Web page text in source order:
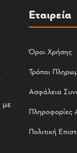
με
Εταιρεία
Όροι Χρήσης
Τρόποι
Ασφάλεια
Πληροφορίες
Πολιτική